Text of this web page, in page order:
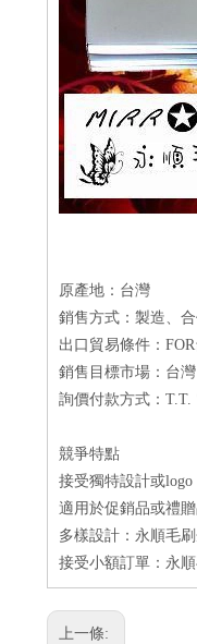
原產地：台灣
銷售方式：製造、
出口貿易條件：
銷售目標市場：台灣
詢價付款方式：T.T.
競爭特點
接受獨特設計或
適用於促銷品或禮
多樣設計：永順毛
接受小額訂單：永
上一條: